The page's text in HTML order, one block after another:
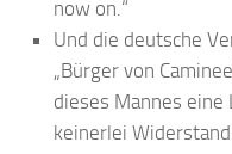
now on.“
Und die deutsche
„Bürger von
dieses Mannes eine
keinerlei